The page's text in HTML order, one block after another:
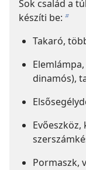
Sok család a
készíti be: b
Takaró,
dinamós),
Pormaszk,